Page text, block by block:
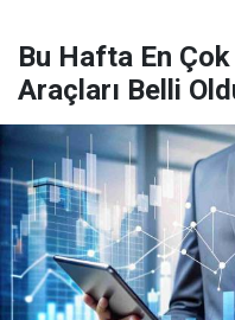
Bu Hafta En Çok
Araçları Belli